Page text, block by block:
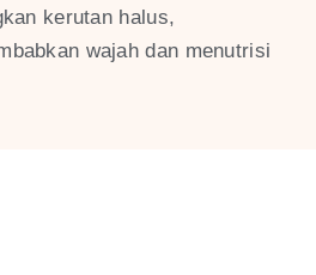
kerutan halus,
wajah dan menutrisi